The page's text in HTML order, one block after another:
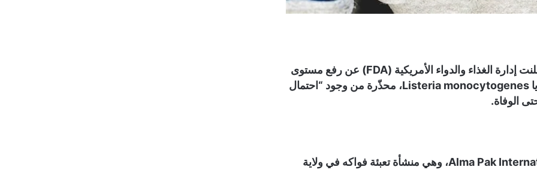
في تحذير عاجل أثار القلق في الأوساط الصحية، أعلنت إدارة الغذاء والدواء الأمريكية (FDA) عن رفع مستوى
التنبيه بشأن شحنة من توت “بلو بيري” ملوّث ببكتيريا Listeria monocytogenes، محذّرة من وجود “احتمال
الوفاة.
جاء التحذير عقب استدعاء نفذته شركة Alma Pak International LLC، وهي منشأة تعبئة فواكه في ولاية